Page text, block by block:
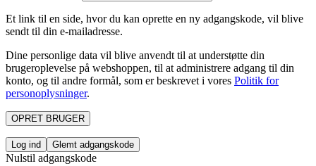
Et link til en side, hvor du kan oprette en ny adgangskode, vil blive
sendt til din e-mailadresse.
Dine personlige data vil blive anvendt til at understøtte din
brugeroplevelse på webshoppen, til at administrere adgang til din
konto, og til andre formål, som er beskrevet i vores Politik for
personoplysninger.
OPRET BRUGER
Log ind Glemt adgangskode
Nulstil adgangskode